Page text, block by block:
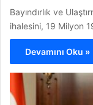
Bayındırlık ve
ihalesini, 19 Milyon
Devamını Oku »